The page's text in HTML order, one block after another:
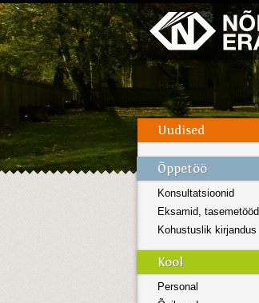
Menüü
Galerii
Konsultatsioonid
Eksamid, tasemetööd
Kohustuslik kirjandus
Personal